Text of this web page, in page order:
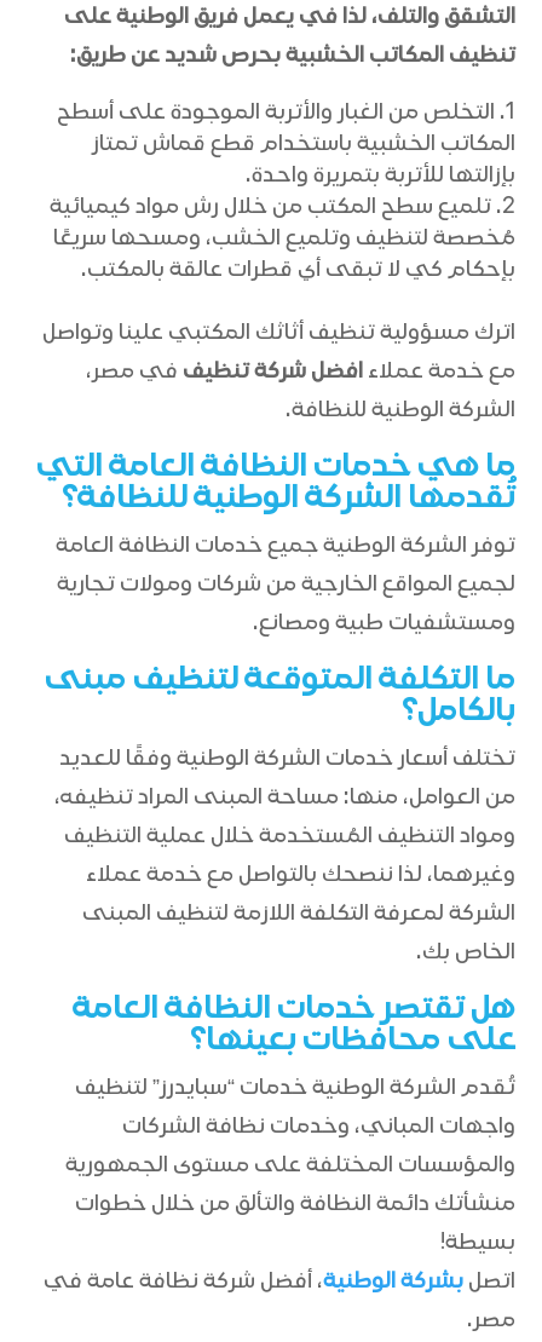
التشقق والتلف، لذا في يعمل فريق الوطنية على
تنظيف المكاتب الخشبية بحرص شديد عن طريق:
التخلص من الغبار والأتربة الموجودة على أسطح
المكاتب الخشبية باستخدام قطع قماش تمتاز
بإزالتها للأتربة بتمريرة واحدة.
تلميع سطح المكتب من خلال رش مواد كيميائية
مُخصصة لتنظيف وتلميع الخشب، ومسحها سريعًا
بإحكام كي لا تبقى أي قطرات عالقة بالمكتب.
اترك مسؤولية تنظيف أثاثك المكتبي علينا وتواصل
مع خدمة عملاء افضل شركة تنظيف في مصر،
الشركة الوطنية للنظافة.
ما هي خدمات النظافة العامة التي
تُقدمها الشركة الوطنية للنظافة؟
توفر الشركة الوطنية جميع خدمات النظافة العامة
لجميع المواقع الخارجية من شركات ومولات تجارية
ومستشفيات طبية ومصانع.
ما التكلفة المتوقعة لتنظيف مبنى
بالكامل؟
تختلف أسعار خدمات الشركة الوطنية وفقًا للعديد
من العوامل، منها: مساحة المبنى المراد تنظيفه،
ومواد التنظيف المُستخدمة خلال عملية التنظيف
وغيرهما، لذا ننصحك بالتواصل مع خدمة عملاء
الشركة لمعرفة التكلفة اللازمة لتنظيف المبنى
الخاص بك.
هل تقتصر خدمات النظافة العامة
على محافظات بعينها؟
تُقدم الشركة الوطنية خدمات “سبايدرز” لتنظيف
واجهات المباني، وخدمات نظافة الشركات
والمؤسسات المختلفة على مستوى الجمهورية
منشأتك دائمة النظافة والتألق من خلال خطوات
بسيطة!
اتصلبشركة الوطنية، أفضل شركة نظافة عامة في
مصر.